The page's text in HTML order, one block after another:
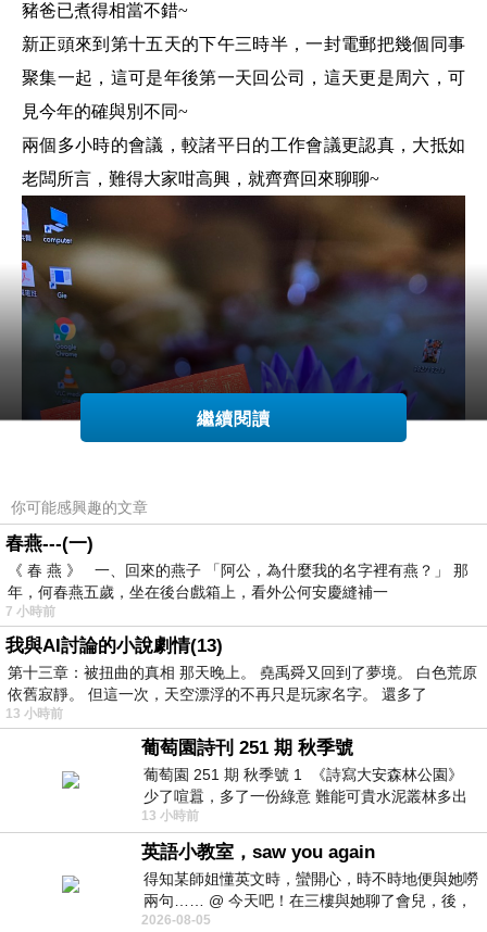
豬爸已煮得相當不錯~
新正頭來到第十五天的下午三時半，一封電郵把幾個同事
聚集一起，這可是年後第一天回公司，這天更是周六，可
見今年的確與別不同~
兩個多小時的會議，較諸平日的工作會議更認真，大抵如
老闆所言，難得大家咁高興，就齊齊回來聊聊~
終於...在完成這特別工作會面後收到這封開工大吉利市，
冀今年開工大吉，唔好的事情快快過去，好的事情快快到
繼續閱讀
你可能感興趣的文章
春燕---(一)
《 春 燕 》 一、回來的燕子 「阿公，為什麼我的名字裡有燕？」 那
年，何春燕五歲，坐在後台戲箱上，看外公何安慶縫補一
7 小時前
我與AI討論的小說劇情(13)
第十三章：被扭曲的真相 那天晚上。 堯禹舜又回到了夢境。 白色荒原
依舊寂靜。 但這一次，天空漂浮的不再只是玩家名字。 還多了
13 小時前
葡萄園詩刊 251 期 秋季號
葡萄園 251 期 秋季號 1 《詩寫大安森林公園》
少了喧囂，多了一份綠意 難能可貴水泥叢林多出
一
13 小時前
英語小教室，saw you again
得知某師姐懂英文時，蠻開心，時不時地便與她嘮
兩句…… @ 今天吧！在三樓與她聊了會兒，後，
下二樓居然又撞到她，於是
2026-08-05